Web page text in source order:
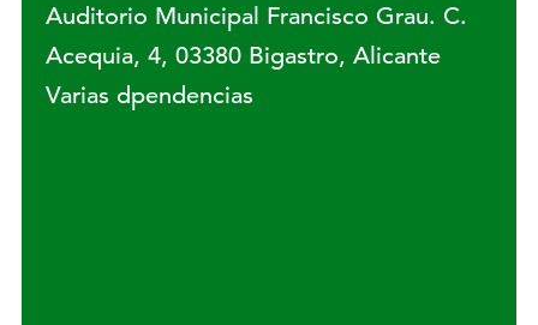
Auditorio Municipal Francisco Grau. C.
Acequia, 4, 03380 Bigastro, Alicante
Varias dpendencias